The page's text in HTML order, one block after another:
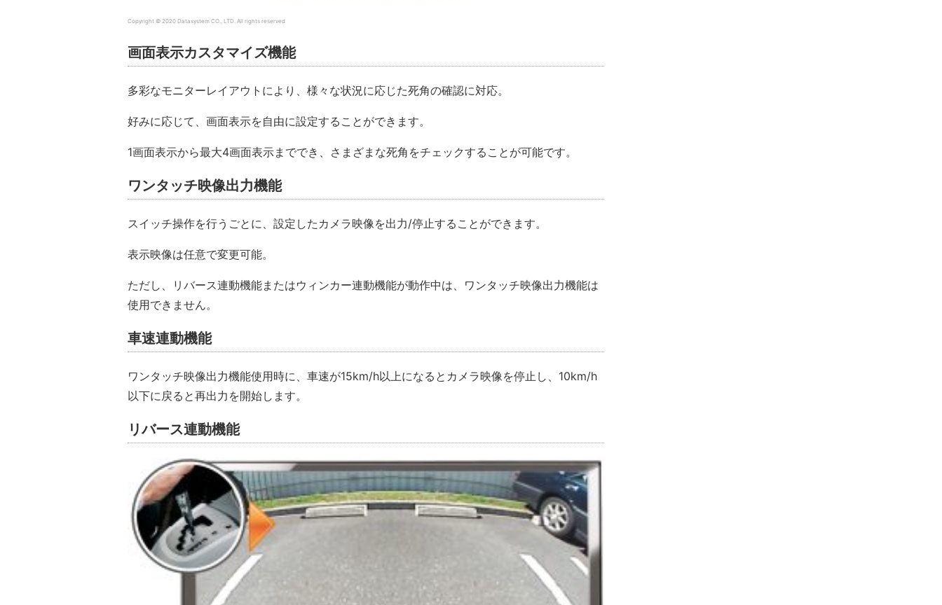
Copyright © 2020 Datasystem CO., LTD. All rights reserved
画面表示カスタマイズ機能
多彩なモニターレイアウトにより、様々な状況に応じた死角の確認に対応。
好みに応じて、画面表示を自由に設定することができます。
1画面表示から最大4画面表示まででき、さまざまな死角をチェックすることが可能です。
ワンタッチ映像出力機能
スイッチ操作を行うごとに、設定したカメラ映像を出力/停止することができます。
表示映像は任意で変更可能。
ただし、リバース連動機能またはウィンカー連動機能が動作中は、ワンタッチ映像出力機能は
使用できません。
車速連動機能
ワンタッチ映像出力機能使用時に、車速が15km/h以上になるとカメラ映像を停止し、10km/h
以下に戻ると再出力を開始します。
リバース連動機能